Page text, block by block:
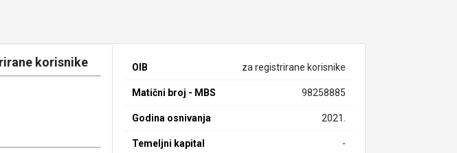
korisnike OIB za registrirane korisnike
Matični broj - MBS 98258885
Godina osnivanja 2021.
Temeljni kapital -